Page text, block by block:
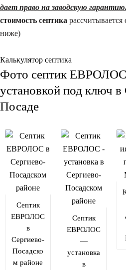
дает право на заводскую гарантию.
стоимость септика
ниже)
Калькулятор септика
Фото септик
установкой под ключ
Посаде
Септик
ЕВРОЛОС
в
Сергиево-
Посадско
м районе​
Септик
ЕВРОЛОС
—
установка
в